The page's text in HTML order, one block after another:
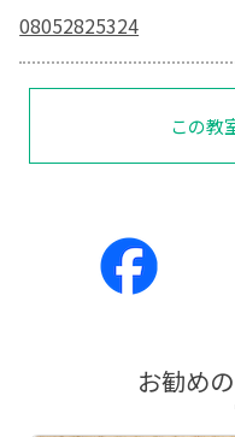
08052825324
この教
お勧め